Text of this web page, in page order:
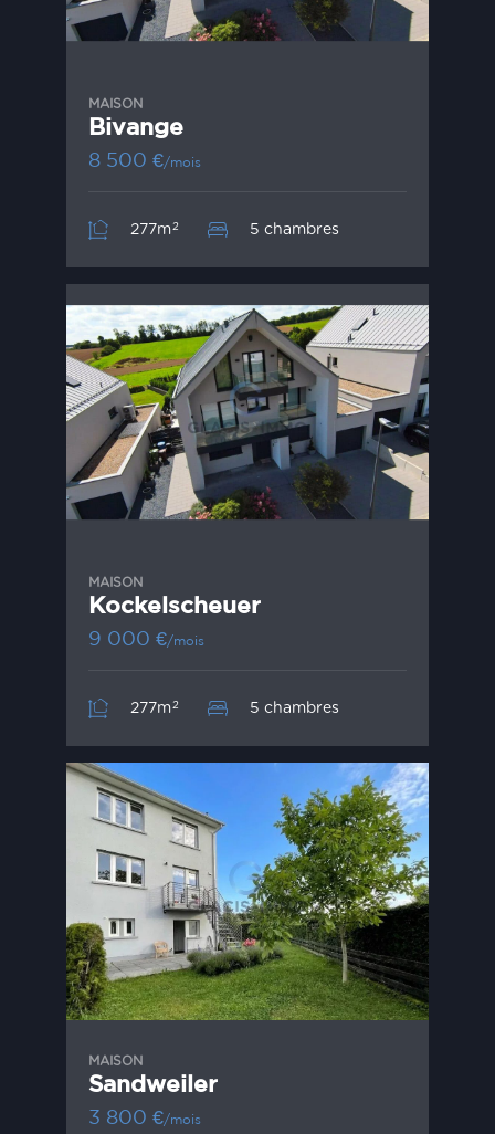
MAISON
Bivange
8 500 €/mois
277m2 5 chambres
MAISON
Kockelscheuer
9 000 €/mois
277m2 5 chambres
MAISON
Sandweiler
3 800 €/mois